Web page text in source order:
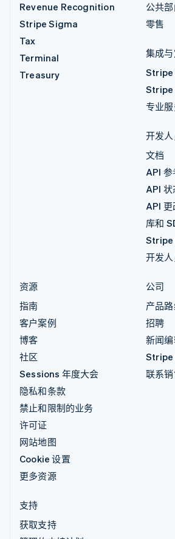
Revenue Recognition
Stripe Sigma
Tax
Terminal
Treasury
公共
零售
集成
Stripe
Stripe
专业
开发人
文档
API 参
API 状
API 更
库和
Stripe
开发
资源
指南
客户案例
博客
社区
Sessions 年度大会
隐私和条款
禁止和限制的业务
许可证
网站地图
Cookie 设置
更多资源
公司
产品
招聘
新闻
Stripe
联系
支持
获取支持